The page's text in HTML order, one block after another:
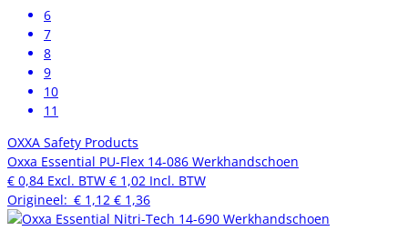
6
7
8
9
10
11
OXXA Safety Products
Oxxa Essential PU-Flex 14-086 Werkhandschoen
€ 0,84 Excl. BTW € 1,02 Incl. BTW
Origineel: € 1,12 € 1,36